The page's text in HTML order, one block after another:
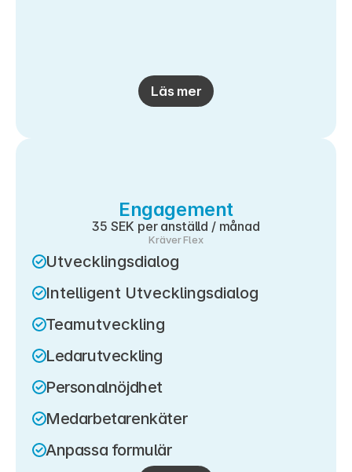
Läs mer
Engagement
35 SEK per anställd / månad
Kräver Flex
Utvecklingsdialog
Intelligent Utvecklingsdialog
Teamutveckling
Ledarutveckling
Personalnöjdhet
Medarbetarenkäter
Anpassa formulär